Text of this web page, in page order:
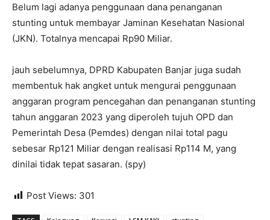
Belum lagi adanya penggunaan dana penanganan
stunting untuk membayar Jaminan Kesehatan Nasional
(JKN). Totalnya mencapai Rp90 Miliar.
jauh sebelumnya, DPRD Kabupaten Banjar juga sudah
membentuk hak angket untuk mengurai penggunaan
anggaran program pencegahan dan penanganan stunting
tahun anggaran 2023 yang diperoleh tujuh OPD dan
Pemerintah Desa (Pemdes) dengan nilai total pagu
sebesar Rp121 Miliar dengan realisasi Rp114 M, yang
dinilai tidak tepat sasaran. (spy)
Post Views: 301